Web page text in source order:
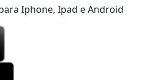
Iphone, Ipad e Android